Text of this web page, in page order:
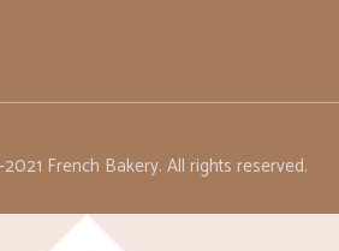
French Bakery. All rights reserved.